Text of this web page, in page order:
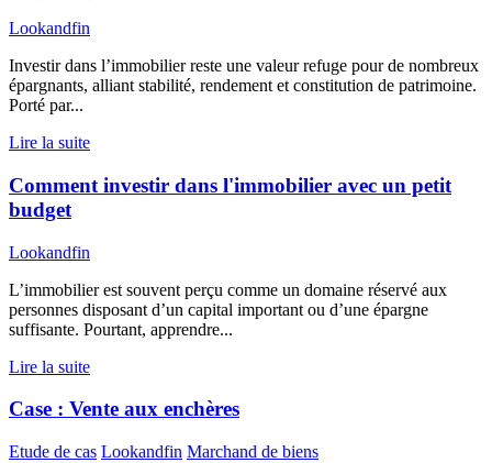
Lookandfin
Investir dans l’immobilier reste une valeur refuge pour de nombreux
épargnants, alliant stabilité, rendement et constitution de patrimoine.
Porté par...
Lire la suite
Comment investir dans l'immobilier avec un petit
budget
Lookandfin
L’immobilier est souvent perçu comme un domaine réservé aux
personnes disposant d’un capital important ou d’une épargne
suffisante. Pourtant, apprendre...
Lire la suite
Case : Vente aux enchères
Etude de cas Lookandfin Marchand de biens